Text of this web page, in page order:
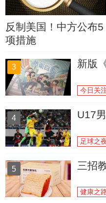
反制美国！中方公布5
项措施
3 新版
今日关
4 U17
足球之
5 三招
健康之